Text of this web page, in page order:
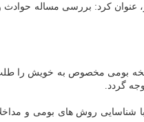
عنوان كرد: بررسی مساله حوادث
نسخه بومی مخصوص به خویش را
گردد.
است كه با شناسایی روش های بومی و